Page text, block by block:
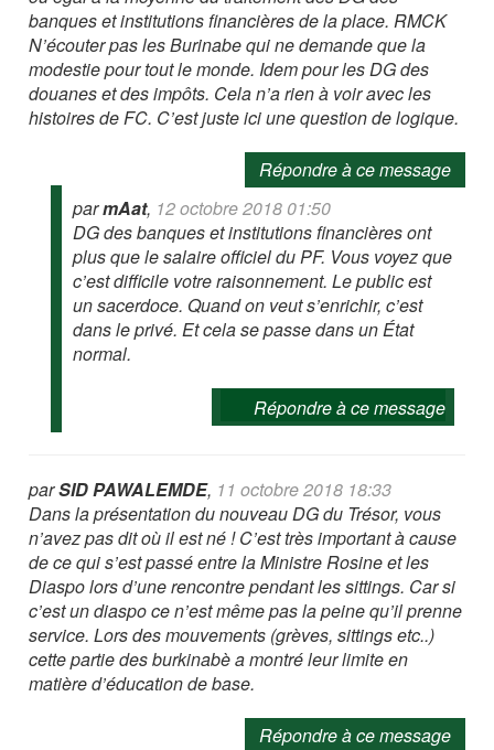
banques et institutions financières de la place. RMCK
N’écouter pas les Burinabe qui ne demande que la
modestie pour tout le monde. Idem pour les DG des
douanes et des impôts. Cela n’a rien à voir avec les
histoires de FC. C’est juste ici une question de logique.
Répondre à ce message
parmAat, 12 octobre 2018 01:50
DG des banques et institutions financières ont
plus que le salaire officiel du PF. Vous voyez que
c’est difficile votre raisonnement. Le public est
un sacerdoce. Quand on veut s’enrichir, c’est
dans le privé. Et cela se passe dans un État
normal.
Répondre à ce message
parSID PAWALEMDE, 11 octobre 2018 18:33
Dans la présentation du nouveau DG du Trésor, vous
n’avez pas dit où il est né ! C’est très important à cause
de ce qui s’est passé entre la Ministre Rosine et les
Diaspo lors d’une rencontre pendant les sittings. Car si
c’est un diaspo ce n’est même pas la peine qu’il prenne
service. Lors des mouvements (grèves, sittings etc..)
cette partie des burkinabè a montré leur limite en
matière d’éducation de base.
Répondre à ce message